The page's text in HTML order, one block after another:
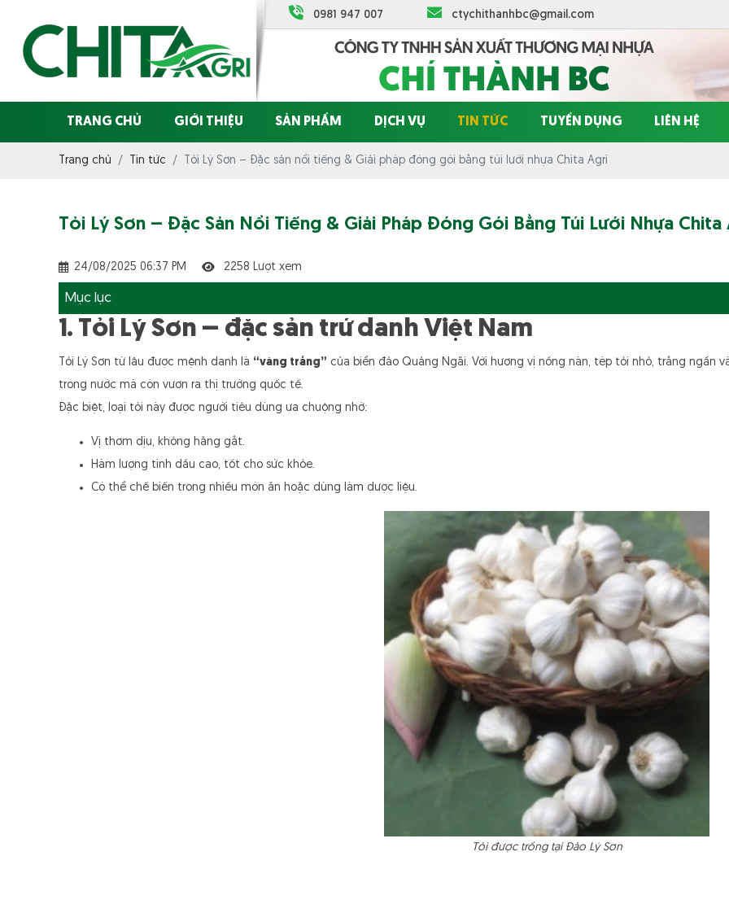
0981 947 007 ctychithanhbc@gmail.com
TRANG CHỦ GIỚI THIỆU SẢN PHẨM DỊCH VỤ TIN TỨC TUYỂN DỤNG LIÊN HỆ
Trang chủ Tin tức Tỏi Lý Sơn – Đặc sản nổi tiếng & Giải pháp đóng gói bằng túi lưới nhựa Chita Agri
Tỏi Lý Sơn – Đặc Sản Nổi Tiếng & Giải Pháp Đóng Gói Bằng Túi Lưới Nhựa Chita
24/08/2025 06:37 PM 2258 Lượt xem
Mục lục
1. Tỏi Lý Sơn – đặc sản trứ danh Việt Nam
Tỏi Lý Sơn từ lâu được mệnh danh là “vàng trắng” của biển đảo Quảng Ngãi. Với hương vị nồng nàn, tép tỏi nhỏ, trắng ngần
trong nước mà còn vươn ra thị trường quốc tế.
Đặc biệt, loại tỏi này được người tiêu dùng ưa chuộng nhờ:
Vị thơm dịu, không hăng gắt.
Hàm lượng tinh dầu cao, tốt cho sức khỏe.
Có thể chế biến trong nhiều món ăn hoặc dùng làm dược liệu.
Tỏi được trồng tại Đảo Lý Sơn